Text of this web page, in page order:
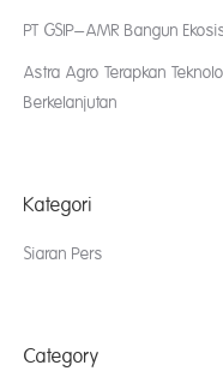
PT GSIP–AMR Bangun
Astra Agro Terapkan
Berkelanjutan
Kategori
Siaran Pers
Category